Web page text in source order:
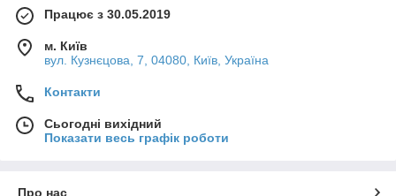
Працює з 30.05.2019
м. Київ
вул. Кузнєцова, 7, 04080, Київ, Україна
Контакти
Сьогодні вихідний
Показати весь графік роботи
Про нас